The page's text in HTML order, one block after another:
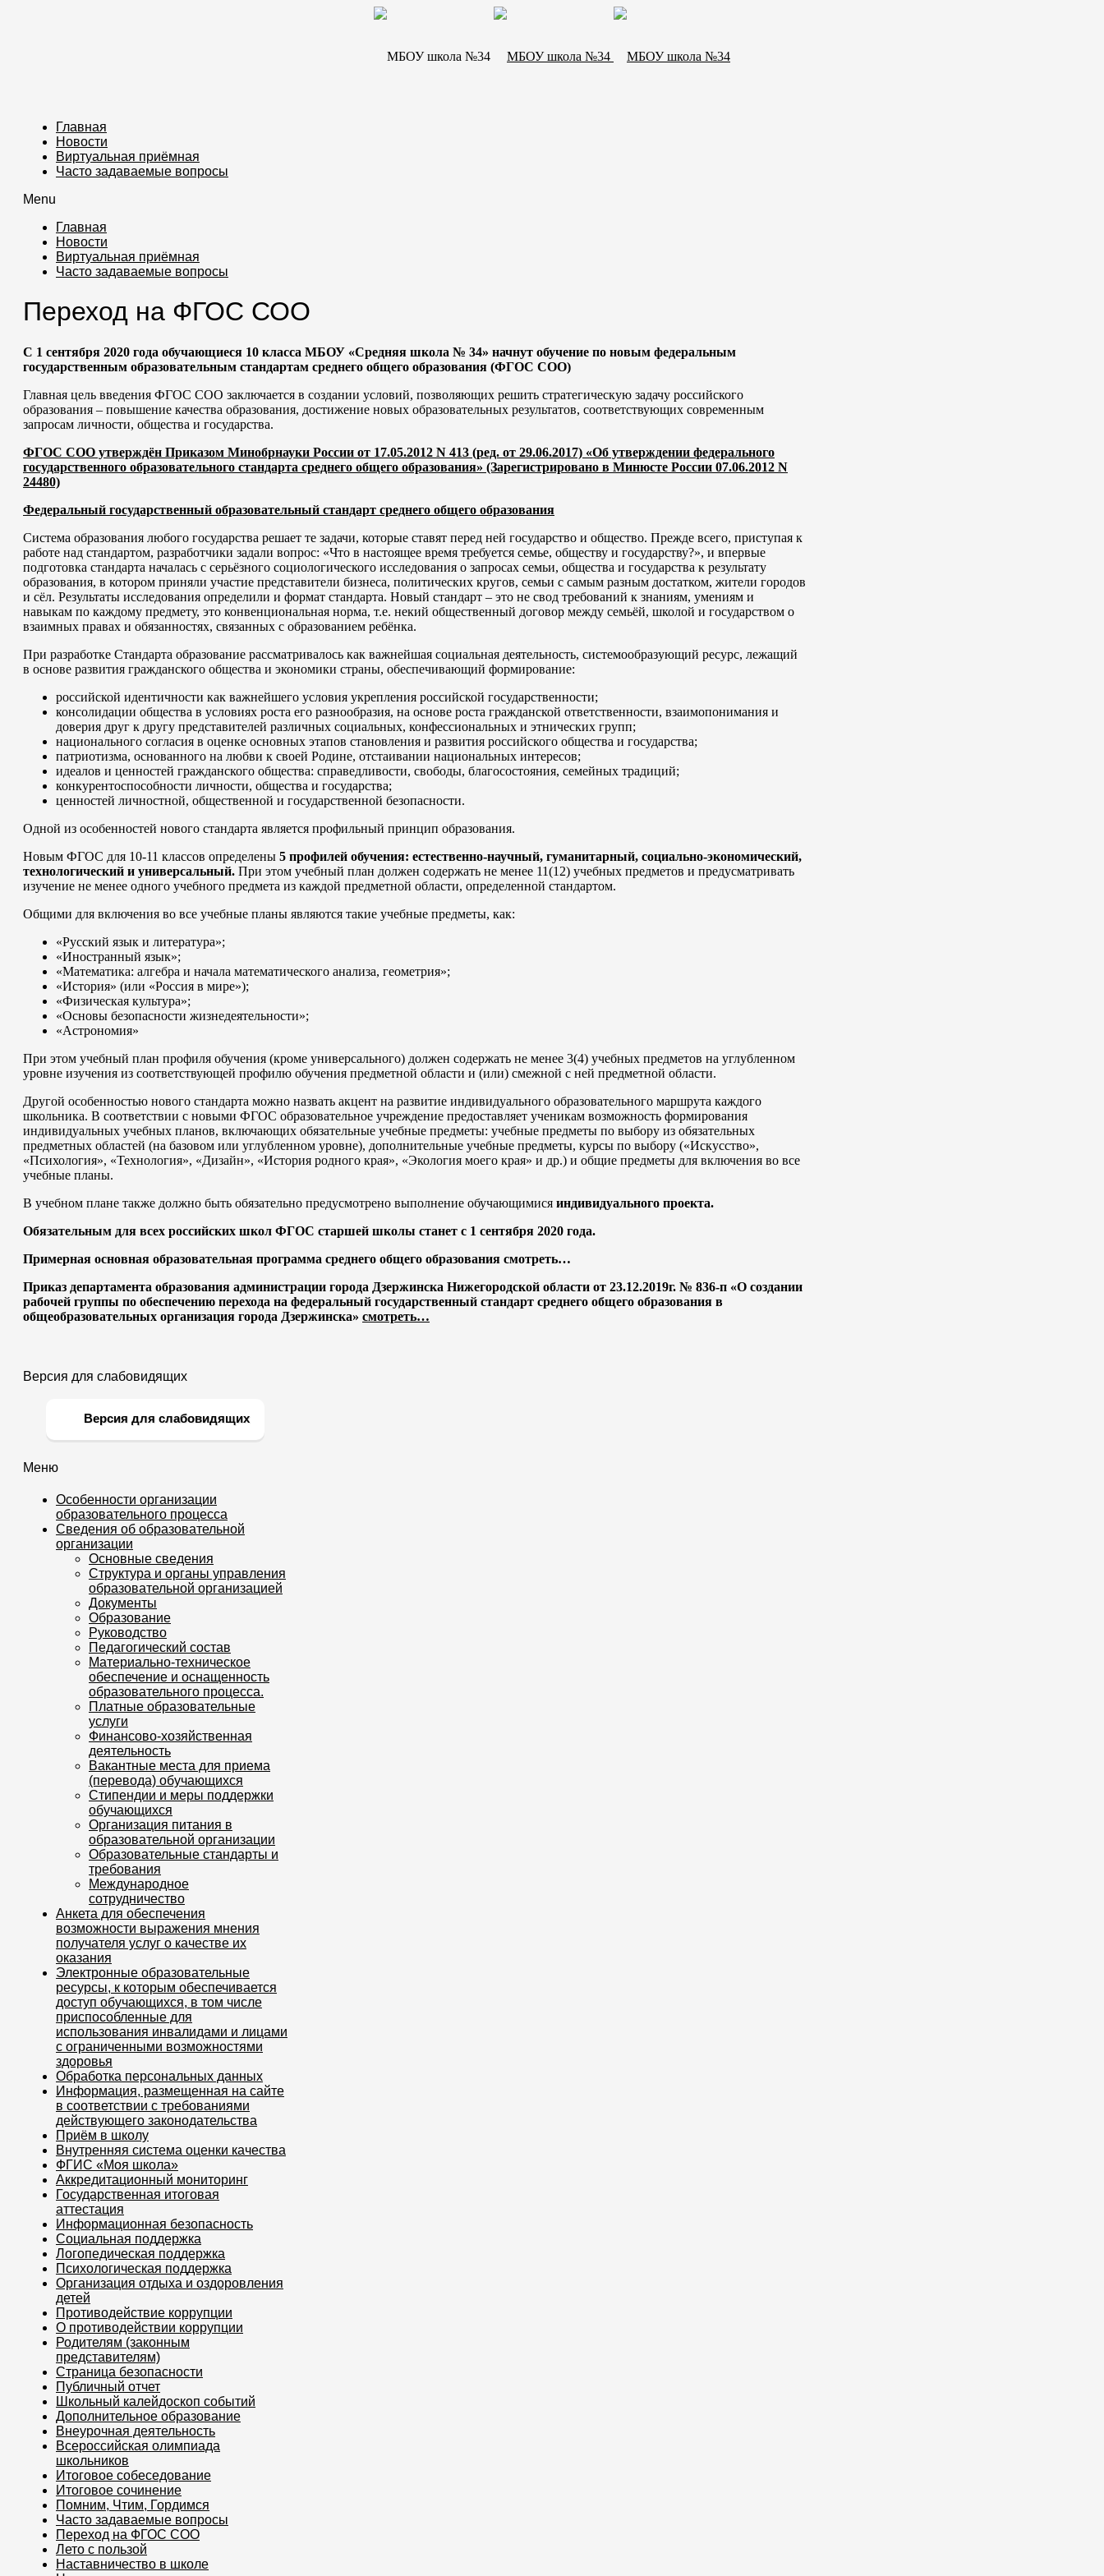
Главная
Новости
Виртуальная приёмная
Часто задаваемые вопросы
Menu
Главная
Новости
Виртуальная приёмная
Часто задаваемые вопросы
Переход на ФГОС СОО
С 1 сентября 2020 года обучающиеся 10 класса МБОУ «Средняя школа № 34» начнут обучение по новым федеральным
государственным образовательным стандартам среднего общего образования (ФГОС СОО)
Главная цель введения ФГОС СОО заключается в создании условий, позволяющих решить стратегическую задачу российского
образования – повышение качества образования, достижение новых образовательных результатов, соответствующих современным
запросам личности, общества и государства.
ФГОС СОО утверждён Приказом Минобрнауки России от 17.05.2012 N 413 (ред. от 29.06.2017) «Об утверждении федерального
государственного образовательного стандарта среднего общего образования» (Зарегистрировано в Минюсте России 07.06.2012 N
24480)
Федеральный государственный образовательный стандарт среднего общего образования
Система образования любого государства решает те задачи, которые ставят перед ней государство и общество. Прежде всего, приступая к
работе над стандартом, разработчики задали вопрос: «Что в настоящее время требуется семье, обществу и государству?», и впервые
подготовка стандарта началась с серьёзного социологического исследования о запросах семьи, общества и государства к результату
образования, в котором приняли участие представители бизнеса, политических кругов, семьи с самым разным достатком, жители городов
и сёл. Результаты исследования определили и формат стандарта. Новый стандарт – это не свод требований к знаниям, умениям и
навыкам по каждому предмету, это конвенциональная норма, т.е. некий общественный договор между семьёй, школой и государством о
взаимных правах и обязанностях, связанных с образованием ребёнка.
При разработке Стандарта образование рассматривалось как важнейшая социальная деятельность, системообразующий ресурс, лежащий
в основе развития гражданского общества и экономики страны, обеспечивающий формирование:
российской идентичности как важнейшего условия укрепления российской государственности;
консолидации общества в условиях роста его разнообразия, на основе роста гражданской ответственности, взаимопонимания и
доверия друг к другу представителей различных социальных, конфессиональных и этнических групп;
национального согласия в оценке основных этапов становления и развития российского общества и государства;
патриотизма, основанного на любви к своей Родине, отстаивании национальных интересов;
идеалов и ценностей гражданского общества: справедливости, свободы, благосостояния, семейных традиций;
конкурентоспособности личности, общества и государства;
ценностей личностной, общественной и государственной безопасности.
Одной из особенностей нового стандарта является профильный принцип образования.
Новым ФГОС для 10-11 классов определены 5 профилей обучения: естественно-научный, гуманитарный, социально-экономический,
технологический и универсальный. При этом учебный план должен содержать не менее 11(12) учебных предметов и предусматривать
изучение не менее одного учебного предмета из каждой предметной области, определенной стандартом.
Общими для включения во все учебные планы являются такие учебные предметы, как:
«Русский язык и литература»;
«Иностранный язык»;
«Математика: алгебра и начала математического анализа, геометрия»;
«История» (или «Россия в мире»);
«Физическая культура»;
«Основы безопасности жизнедеятельности»;
«Астрономия»
При этом учебный план профиля обучения (кроме универсального) должен содержать не менее 3(4) учебных предметов на углубленном
уровне изучения из соответствующей профилю обучения предметной области и (или) смежной с ней предметной области.
Другой особенностью нового стандарта можно назвать акцент на развитие индивидуального образовательного маршрута каждого
школьника. В соответствии с новыми ФГОС образовательное учреждение предоставляет ученикам возможность формирования
индивидуальных учебных планов, включающих обязательные учебные предметы: учебные предметы по выбору из обязательных
предметных областей (на базовом или углубленном уровне), дополнительные учебные предметы, курсы по выбору («Искусство»,
«Психология», «Технология», «Дизайн», «История родного края», «Экология моего края» и др.) и общие предметы для включения во все
учебные планы.
В учебном плане также должно быть обязательно предусмотрено выполнение обучающимися индивидуального проекта.
Обязательным для всех российских школ ФГОС старшей школы станет с 1 сентября 2020 года.
Примерная основная образовательная программа среднего общего образования смотреть…
Приказ департамента образования администрации города Дзержинска Нижегородской области от 23.12.2019г. № 836-п «О создании
рабочей группы по обеспечению перехода на федеральный государственный стандарт среднего общего образования в
общеобразовательных организация города Дзержинска» смотреть…
Версия для слабовидящих
Версия для слабовидящих
Меню
Особенности организации
образовательного процесса
Сведения об образовательной
организации
Основные сведения
Структура и органы управления
образовательной организацией
Документы
Образование
Руководство
Педагогический состав
Материально-техническое
обеспечение и оснащенность
образовательного процесса.
Платные образовательные
услуги
Финансово-хозяйственная
деятельность
Вакантные места для приема
(перевода) обучающихся
Стипендии и меры поддержки
обучающихся
Организация питания в
образовательной организации
Образовательные стандарты и
требования
Международное
сотрудничество
Анкета для обеспечения
возможности выражения мнения
получателя услуг о качестве их
оказания
Электронные образовательные
ресурсы, к которым обеспечивается
доступ обучающихся, в том числе
приспособленные для
использования инвалидами и лицами
с ограниченными возможностями
здоровья
Обработка персональных данных
Информация, размещенная на сайте
в соответствии с требованиями
действующего законодательства
Приём в школу
Внутренняя система оценки качества
ФГИС «Моя школа»
Аккредитационный мониторинг
Государственная итоговая
аттестация
Информационная безопасность
Социальная поддержка
Логопедическая поддержка
Психологическая поддержка
Организация отдыха и оздоровления
детей
Противодействие коррупции
О противодействии коррупции
Родителям (законным
представителям)
Страница безопасности
Публичный отчет
Школьный калейдоскоп событий
Дополнительное образование
Внеурочная деятельность
Всероссийская олимпиада
школьников
Итоговое собеседование
Итоговое сочинение
Помним, Чтим, Гордимся
Часто задаваемые вопросы
Переход на ФГОС СОО
Лето с пользой
Наставничество в школе